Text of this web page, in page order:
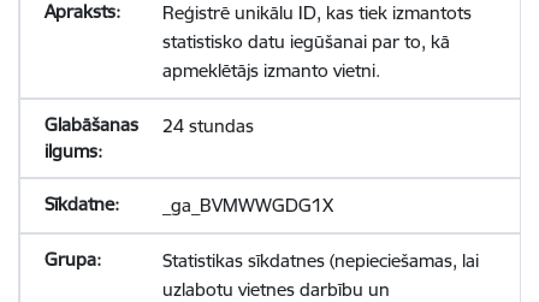
Reģistrē unikālu ID, kas tiek izmantots
statistisko datu iegūšanai par to, kā
apmeklētājs izmanto vietni.
24 stundas
_ga_BVMWWGDG1X
Statistikas sīkdatnes (nepieciešamas, lai
uzlabotu vietnes darbību un